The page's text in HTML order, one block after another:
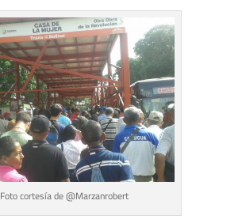
Foto cortesía de @Marzanrobert